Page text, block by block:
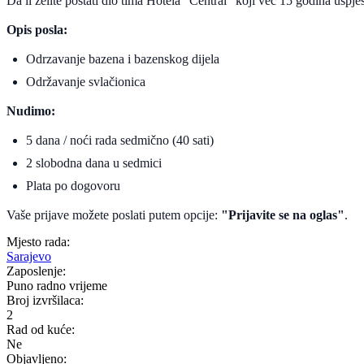
Opis posla:
Odrzavanje bazena i bazenskog dijela
Održavanje svlačionica
Nudimo:
5 dana / noći rada sedmično (40 sati)
2 slobodna dana u sedmici
Plata po dogovoru
Vaše prijave možete poslati putem opcije: "Prijavite se na oglas".
Mjesto rada:
Sarajevo
Zaposlenje:
Puno radno vrijeme
Broj izvršilaca:
2
Rad od kuće:
Ne
Objavljeno: